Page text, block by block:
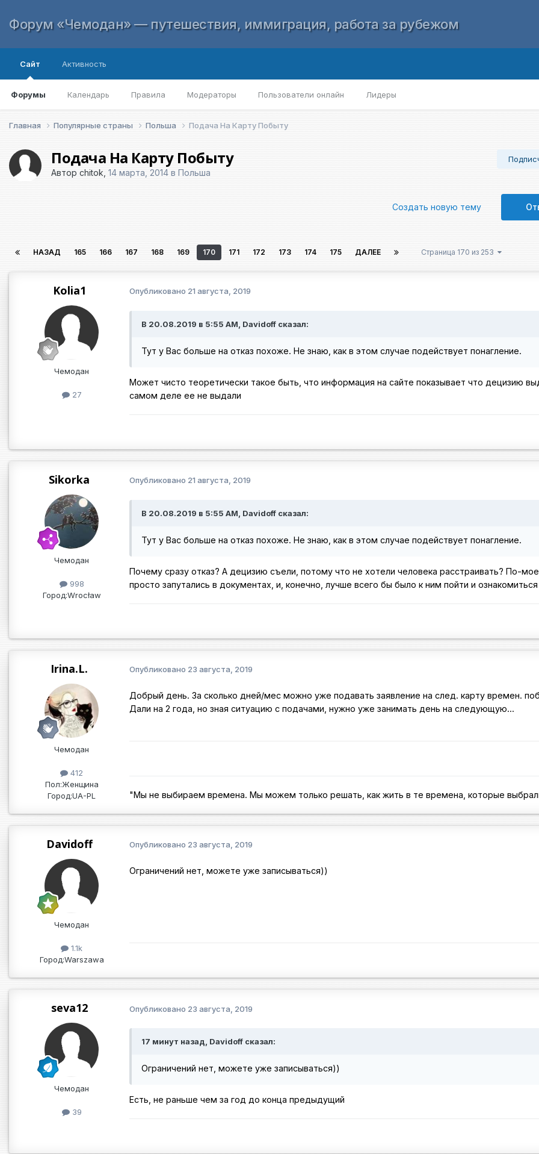
Форум «Чемодан» — путешествия, иммиграция, работа за рубежом
Сайт
Форумы Календарь Правила Модераторы Пользователи онлайн Лидеры
Активность
Главная Популярные страны Польша Подача На Карту Побыту
Подача На Карту Побыту
Автор chitok 14 марта, 2014 в Польша
Создать новую тему
НАЗАД 165 166 167 168 169 170 171 172 173 174 175 ДАЛЕЕ Страница 170 из 253
Kolia1
Чемодан
27
Опубликовано 21 августа, 2019
В 20.08.2019 в 5:55 AM, Davidoff сказал:
Тут у Вас больше на отказ похоже. Не знаю, как в этом случае подействует понагление.
Может чисто теоретически такое быть, что информация на сайте показывает что децизию
самом деле ее не выдали
Sikorka
Чемодан
998
Город:Wrocław
Опубликовано 21 августа, 2019
В ‎20‎.‎08‎.‎2019 в 5:55 AM, Davidoff сказал:
Тут у Вас больше на отказ похоже. Не знаю, как в этом случае подействует понагление.
Почему сразу отказ? А децизию съели, потому что не хотели человека расстраивать? По-
просто запутались в документах, и, конечно, лучше всего бы было к ним пойти и
Irina.L.
Чемодан
412
Пол:Женщина
Город:UA-PL
Опубликовано 23 августа, 2019
Добрый день. За сколько дней/мес можно уже подавать заявление на след. карту времен.
Дали на 2 года, но зная ситуацию с подачами, нужно уже занимать день на следующую...
"Мы не выбираем времена. Мы можем только решать, как жить в те времена, которые
Davidoff
Чемодан
1.1k
Город:Warszawa
Опубликовано 23 августа, 2019
Ограничений нет, можете уже записываться))
seva12
Чемодан
39
Опубликовано 23 августа, 2019
17 минут назад, Davidoff сказал:
Ограничений нет, можете уже записываться))
Есть, не раньше чем за год до конца предыдущий